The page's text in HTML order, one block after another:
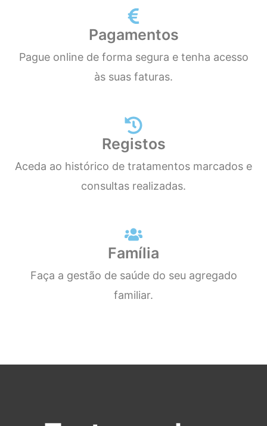
Pagamentos
Pague online de forma segura e tenha acesso
às suas faturas.
Registos
Aceda ao histórico de tratamentos marcados e
consultas realizadas.
Família
Faça a gestão de saúde do seu agregado
familiar.